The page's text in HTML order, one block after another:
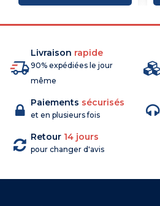
Livraison rapide
90% expédiées le jour
même
Paiements sécurisés
et en plusieurs fois
Retour 14 jours
pour changer d'avis